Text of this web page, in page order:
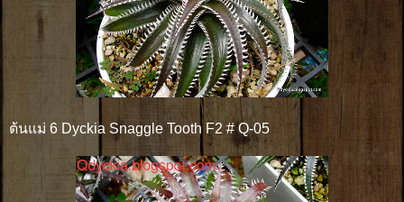
ต้นแม่ 6 Dyckia Snaggle Tooth F2 # Q-05